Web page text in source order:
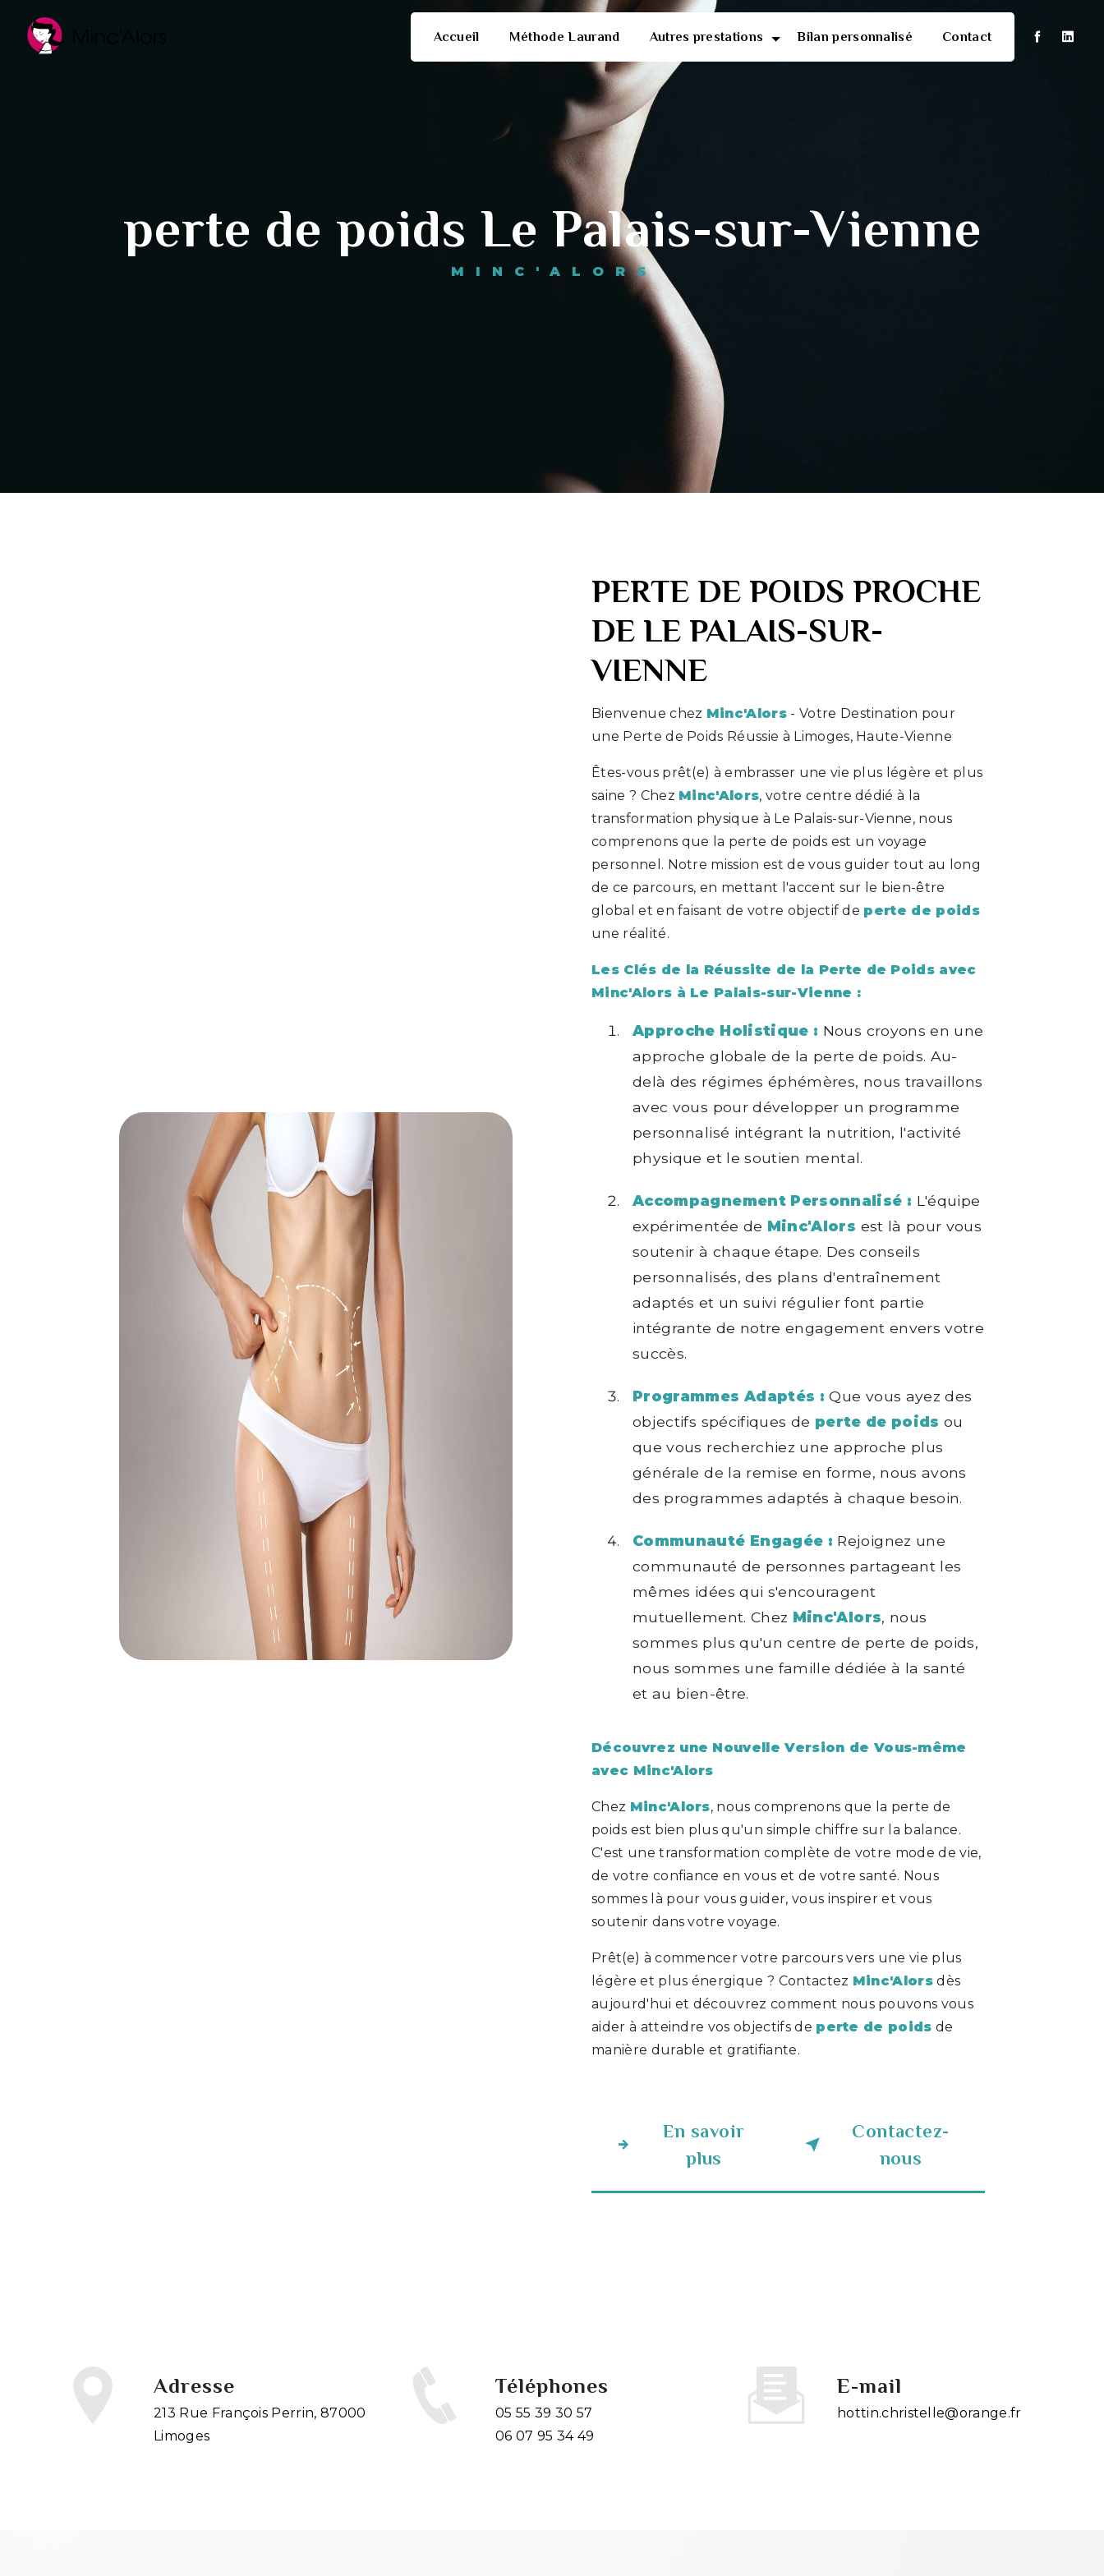
Accueil Méthode Laurand Autres prestations Bilan personnalisé Contact
perte de poids Le Palais-sur-Vienne
MINC'ALORS
PERTE DE POIDS PROCHE
DE LE PALAIS-SUR-
VIENNE
Bienvenue chez Minc'Alors - Votre Destination pour
une Perte de Poids Réussie à Limoges, Haute-Vienne
Êtes-vous prêt(e) à embrasser une vie plus légère et plus
saine ? Chez Minc'Alors, votre centre dédié à la
transformation physique à Le Palais-sur-Vienne, nous
comprenons que la perte de poids est un voyage
personnel. Notre mission est de vous guider tout au long
de ce parcours, en mettant l'accent sur le bien-être
global et en faisant de votre objectif de perte de poids
une réalité.
Les Clés de la Réussite de la Perte de Poids avec
Minc'Alors à Le Palais-sur-Vienne :
Approche Holistique : Nous croyons en une
approche globale de la perte de poids. Au-
delà des régimes éphémères, nous travaillons
avec vous pour développer un programme
personnalisé intégrant la nutrition, l'activité
physique et le soutien mental.
Accompagnement Personnalisé : L'équipe
expérimentée de Minc'Alors est là pour vous
soutenir à chaque étape. Des conseils
personnalisés, des plans d'entraînement
adaptés et un suivi régulier font partie
intégrante de notre engagement envers votre
succès.
Programmes Adaptés : Que vous ayez des
objectifs spécifiques de perte de poids ou
que vous recherchiez une approche plus
générale de la remise en forme, nous avons
des programmes adaptés à chaque besoin.
Communauté Engagée : Rejoignez une
communauté de personnes partageant les
mêmes idées qui s'encouragent
mutuellement. Chez Minc'Alors, nous
sommes plus qu'un centre de perte de poids,
nous sommes une famille dédiée à la santé
et au bien-être.
Découvrez une Nouvelle Version de Vous-même
avec Minc'Alors
Chez Minc'Alors, nous comprenons que la perte de
poids est bien plus qu'un simple chiffre sur la balance.
C'est une transformation complète de votre mode de vie,
de votre confiance en vous et de votre santé. Nous
sommes là pour vous guider, vous inspirer et vous
soutenir dans votre voyage.
Prêt(e) à commencer votre parcours vers une vie plus
légère et plus énergique ? Contactez Minc'Alors dès
aujourd'hui et découvrez comment nous pouvons vous
aider à atteindre vos objectifs de perte de poids de
manière durable et gratifiante.
En savoir
plus
Contactez-
nous
Adresse
213 Rue François Perrin, 87000
Limoges
Téléphones
05 55 39 30 57
06 07 95 34 49
E-mail
hottin.christelle@orange.fr